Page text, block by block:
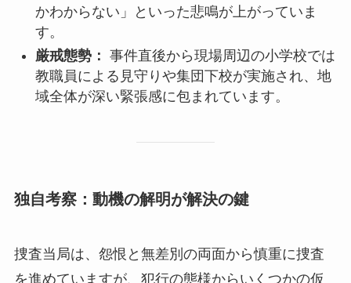
かわからない」といった悲鳴が上がっていま
す。
厳戒態勢： 事件直後から現場周辺の小学校では
教職員による見守りや集団下校が実施され、地
域全体が深い緊張感に包まれています。
独自考察：動機の解明が解決の鍵
捜査当局は、怨恨と無差別の両面から慎重に捜査
を進めていますが、犯行の態様からいくつかの仮